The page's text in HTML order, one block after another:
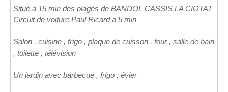
Situé à 15 min des plages de BANDOL CASSIS LA CIOTAT
Circuit de voiture Paul Ricard a 5 min
Salon , cuisine , frigo , plaque de cuisson , four , salle de bain
, toilette , télévision
Un jardin avec barbecue , frigo , évier